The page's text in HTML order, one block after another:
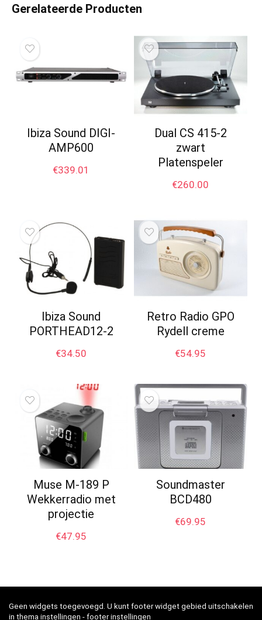
Gerelateerde Producten
Ibiza Sound DIGI-
AMP600
€339.01
Dual CS 415-2
zwart
Platenspeler
€260.00
Ibiza Sound
PORTHEAD12-2
€34.50
Retro Radio GPO
Rydell creme
€54.95
Muse M-189 P
Wekkerradio met
projectie
€47.95
Soundmaster
BCD480
€69.95
Geen widgets toegevoegd. U kunt footer widget gebied uitschakelen
in thema instellingen - footer instellingen